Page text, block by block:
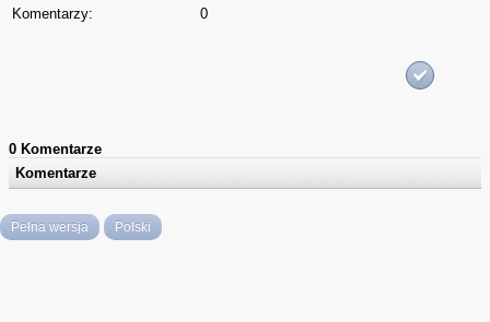
Komentarzy:
0
0 Komentarze
Komentarze
Pełna wersja Polski